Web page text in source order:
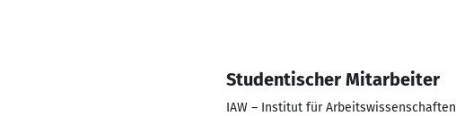
Studentischer Mitarbeiter
IAW – Institut für Arbeitswissenschaften